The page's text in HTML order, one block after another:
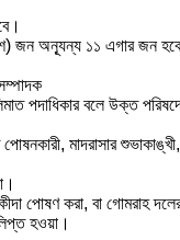
অন্যূন্য ১১ এগার জন হবে।
পদাধিকার বলে উক্ত
মাদরাসার
পোষণ করা, বা গোমরাহ
হওয়া।